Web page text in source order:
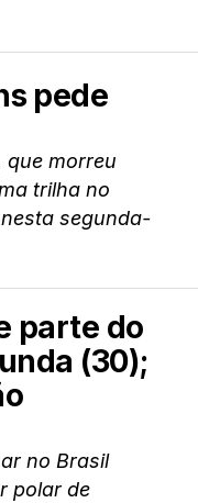
pede
que morreu
trilha no
segunda-
parte do
(30);
no Brasil
polar de